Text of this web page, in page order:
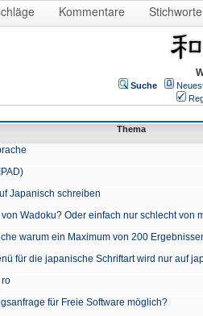
Kommentare Stichworte
Suche
Thema
Japanisch schreiben
Wadoku? Oder einfach nur schlecht von
warum ein Maximum von 200
für die japanische Schriftart wird nur auf
ro
für Freie Software möglich?